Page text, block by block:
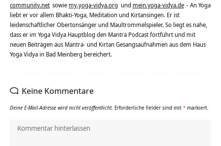
community.net sowie my.yoga-vidya.org und mein.yoga-vidya.de - An Yoga
liebt er vor allem Bhakti-Yoga, Meditation und Kirtansingen. Er ist
leidenschaftlicher Obertonsänger und Maultrommelspieler. So liegt es nahe,
dass er im Yoga Vidya Hauptblog den Mantra Podcast fortführt und mit
neuen Beiträgen aus Mantra- und Kirtan Gesangsaufnahmen aus dem Haus
Yoga Vidya in Bad Meinberg bereichert.
Keine Kommentare
Deine E-Mail-Adresse wird nicht veröffentlicht. Erforderliche Felder sind mit * markiert.